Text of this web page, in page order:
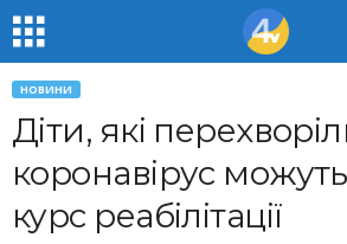
НОВИНИ
Діти, які
коронавірус
курс реабілітації